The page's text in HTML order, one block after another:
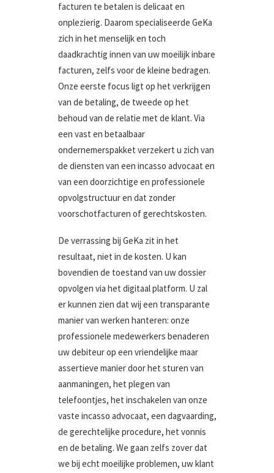
facturen te betalen is delicaat en
onplezierig. Daarom specialiseerde GeKa
zich in het menselijk en toch
daadkrachtig innen van uw moeilijk inbare
facturen, zelfs voor de kleine bedragen.
Onze eerste focus ligt op het verkrijgen
van de betaling, de tweede op het
behoud van de relatie met de klant. Via
een vast en betaalbaar
ondernemerspakket verzekert u zich van
de diensten van een incasso advocaat en
van een doorzichtige en professionele
opvolgstructuur en dat zonder
voorschotfacturen of gerechtskosten.
De verrassing bij GeKa zit in het
resultaat, niet in de kosten. U kan
bovendien de toestand van uw dossier
opvolgen via het digitaal platform. U zal
er kunnen zien dat wij een transparante
manier van werken hanteren: onze
professionele medewerkers benaderen
uw debiteur op een vriendelijke maar
assertieve manier door het sturen van
aanmaningen, het plegen van
telefoontjes, het inschakelen van onze
vaste incasso advocaat, een dagvaarding,
de gerechtelijke procedure, het vonnis
en de betaling. We gaan zelfs zover dat
we bij echt moeilijke problemen, uw klant